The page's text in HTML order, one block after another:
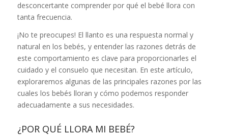
desconcertante comprender por qué el bebé llora con
tanta frecuencia.
¡No te preocupes! El llanto es una respuesta normal y
natural en los bebés, y entender las razones detrás de
este comportamiento es clave para proporcionarles el
cuidado y el consuelo que necesitan. En este artículo,
exploraremos algunas de las principales razones por las
cuales los bebés lloran y cómo podemos responder
adecuadamente a sus necesidades.
¿POR QUÉ LLORA MI BEBÉ?